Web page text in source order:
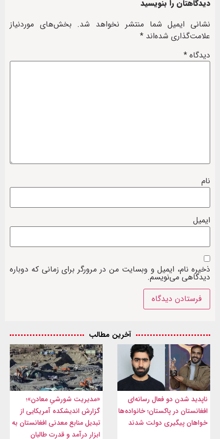
دیدگاهتان را بنویسید
نشانی ایمیل شما منتشر نخواهد شد. بخش‌های موردنیاز
علامت‌گذاری شده‌اند *
دیدگاه *
نام
ایمیل
ذخیره نام، ایمیل و وبسایت من در مرورگر برای زمانی که دوباره
دیدگاهی می‌نویسم.
آخرین مطالب
ناپدید شدن دو فعال رسانه‌ای
افغانستان در پاکستان؛ خانواده‌ها
خواهان پیگیری دولت شدند
«مدیریت شورشیِ معادن»؛
گزارش اندیشکده آمریکایی از
تبدیل منابع معدنی افغانستان به
ابزار درآمد و قدرت طالبان